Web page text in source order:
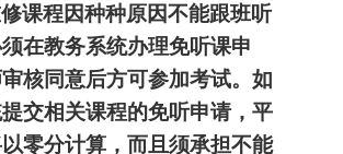
课程因种种原因不能跟班听
须在教务系统办理免听课申
核同意后方可参加考试。如
提交相关课程的免听申请， 平
零分计算，而且须承担不能